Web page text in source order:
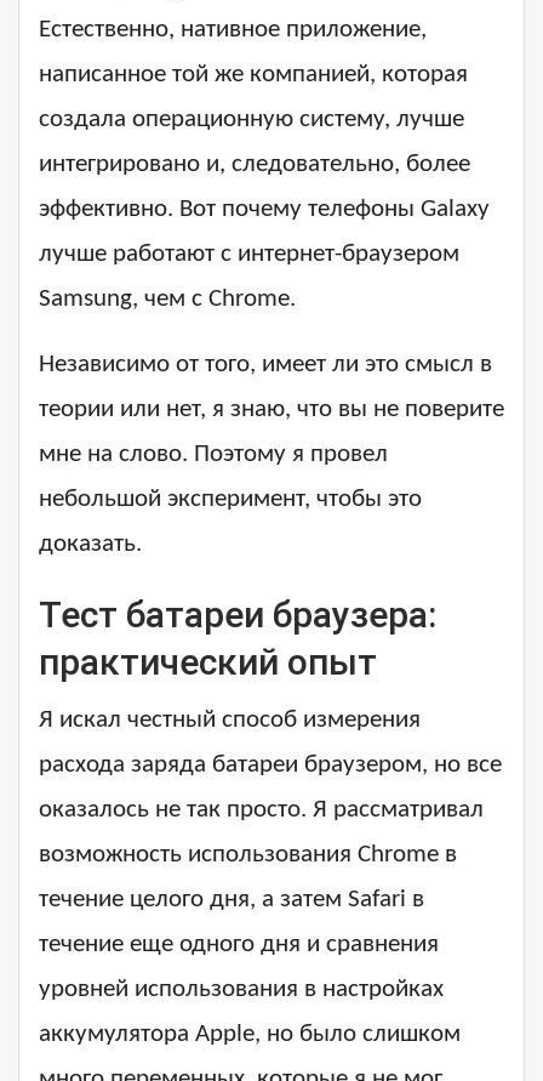
Естественно, нативное приложение,
написанное той же компанией, которая
создала операционную систему, лучше
интегрировано и, следовательно, более
эффективно. Вот почему телефоны Galaxy
лучше работают с интернет-браузером
Samsung, чем с Chrome.
Независимо от того, имеет ли это смысл в
теории или нет, я знаю, что вы не поверите
мне на слово. Поэтому я провел
небольшой эксперимент, чтобы это
доказать.
Тест батареи браузера:
практический опыт
Я искал честный способ измерения
расхода заряда батареи браузером, но все
оказалось не так просто. Я рассматривал
возможность использования Chrome в
течение целого дня, а затем Safari в
течение еще одного дня и сравнения
уровней использования в настройках
аккумулятора Apple, но было слишком